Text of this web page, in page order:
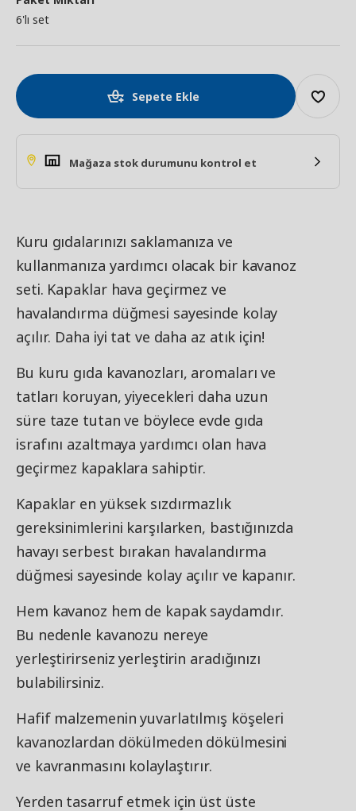
6'lı set
Sepete Ekle
Mağaza stok durumunu kontrol et
Kuru gıdalarınızı saklamanıza ve
kullanmanıza yardımcı olacak bir kavanoz
seti. Kapaklar hava geçirmez ve
havalandırma düğmesi sayesinde kolay
açılır. Daha iyi tat ve daha az atık için!
Bu kuru gıda kavanozları, aromaları ve
tatları koruyan, yiyecekleri daha uzun
süre taze tutan ve böylece evde gıda
israfını azaltmaya yardımcı olan hava
geçirmez kapaklara sahiptir.
Kapaklar en yüksek sızdırmazlık
gereksinimlerini karşılarken, bastığınızda
havayı serbest bırakan havalandırma
düğmesi sayesinde kolay açılır ve kapanır.
Hem kavanoz hem de kapak saydamdır.
Bu nedenle kavanozu nereye
yerleştirirseniz yerleştirin aradığınızı
bulabilirsiniz.
Hafif malzemenin yuvarlatılmış köşeleri
kavanozlardan dökülmeden dökülmesini
ve kavranmasını kolaylaştırır.
Yerden tasarruf etmek için üst üste